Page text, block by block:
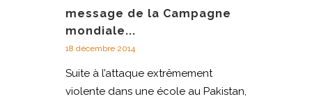
message de la Campagne
mondiale...
18 décembre 2014
Suite à l’attaque extrêmement
violente dans une école au Pakistan,